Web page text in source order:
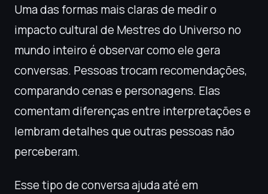
Uma das formas mais claras de medir o
impacto cultural de Mestres do Universo no
mundo inteiro é observar como ele gera
conversas. Pessoas trocam recomendações,
comparando cenas e personagens. Elas
comentam diferenças entre interpretações e
lembram detalhes que outras pessoas não
perceberam.
Esse tipo de conversa ajuda até em